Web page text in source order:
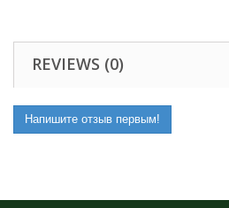
REVIEWS (0)
Напишите отзыв первым!